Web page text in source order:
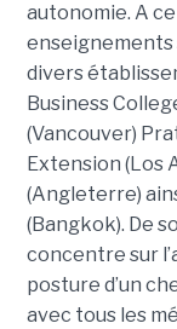
autonomie. A
enseignements
divers
Business
(Vancouver)
Extension (Los
(Angleterre)
(Bangkok). De
concentre sur
posture d’un
avec tous les